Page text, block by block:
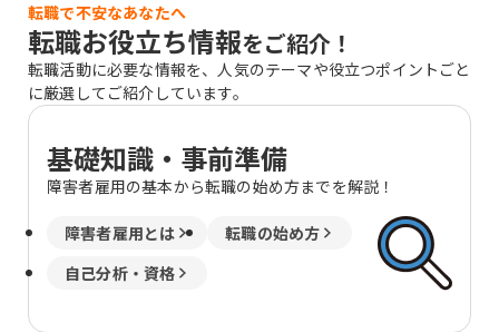
転職で不安なあなたへ
転職お役立ち情報をご紹介！
転職活動に必要な情報を、人気のテーマや役立つポイントごと
に厳選してご紹介しています。
基礎知識・事前準備
障害者雇用の基本から転職の始め方までを解説！
障害者雇用とは
転職の始め方
自己分析・資格